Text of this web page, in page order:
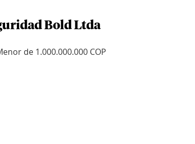
Bold Ltda
de 1.000.000.000 COP